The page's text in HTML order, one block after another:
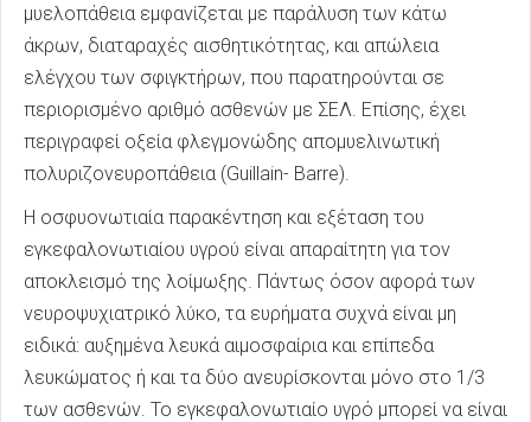
μυελοπάθεια εμφανίζεται με παράλυση των κάτω
άκρων, διαταραχές αισθητικότητας, και απώλεια
ελέγχου των σφιγκτήρων, που παρατηρούνται σε
περιορισμένο αριθμό ασθενών με ΣΕΛ. Επίσης, έχει
περιγραφεί οξεία φλεγμονώδης απομυελινωτική
πολυριζονευροπάθεια (Guillain- Barre).
Η οσφυονωτιαία παρακέντηση και εξέταση του
εγκεφαλονωτιαίου υγρού είναι απαραίτητη για τον
αποκλεισμό της λοίμωξης. Πάντως όσον αφορά των
νευροψυχιατρικό λύκο, τα ευρήματα συχνά είναι μη
ειδικά: αυξημένα λευκά αιμοσφαίρια και επίπεδα
λευκώματος ή και τα δύο ανευρίσκονται μόνο στο 1/3
των ασθενών. Το εγκεφαλονωτιαίο υγρό μπορεί να είναι